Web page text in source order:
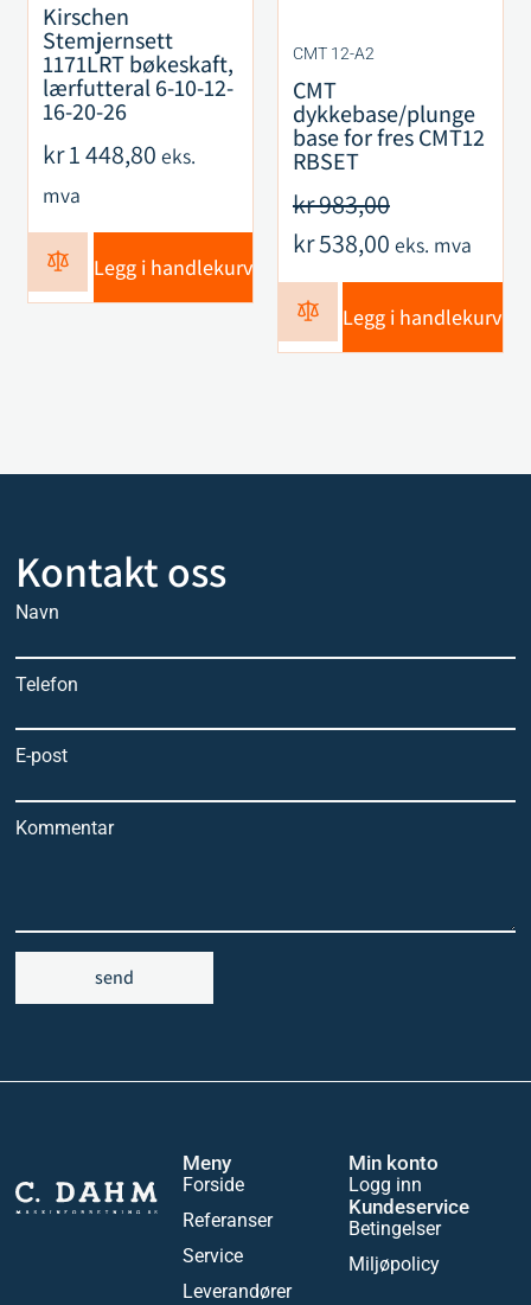
Kirschen
Stemjernsett
1171LRT bøkeskaft,
lærfutteral 6-10-12-
16-20-26
kr1 448,80 eks.
mva
Legg i handlekurv
CMT 12-A2
CMT
dykkebase/plunge
base for fres CMT12
RBSET
kr983,00
kr538,00 eks. mva
Legg i handlekurv
Kontakt oss
Navn
Telefon
E-post
Kommentar
send
Meny
Forside
Referanser
Service
Leverandører
Min konto
Logg inn
Kundeservice
Betingelser
Miljøpolicy